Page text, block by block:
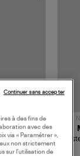
€
Sport
à des fins de
avec des
via « Paramétrer »,
non strictement
sur l’utilisation de
Continuer sans accepter